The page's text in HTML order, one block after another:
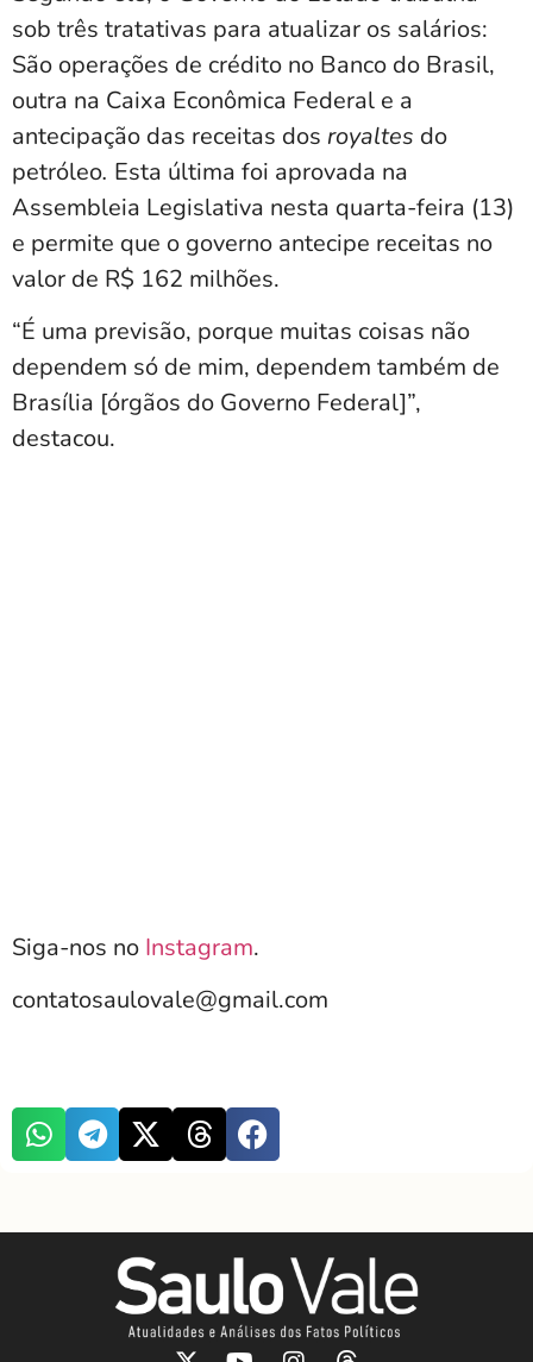
sob três tratativas para atualizar os salários:
São operações de crédito no Banco do Brasil,
outra na Caixa Econômica Federal e a
antecipação das receitas dos royaltes do
petróleo. Esta última foi aprovada na
Assembleia Legislativa nesta quarta-feira (13)
e permite que o governo antecipe receitas no
valor de R$ 162 milhões.
“É uma previsão, porque muitas coisas não
dependem só de mim, dependem também de
Brasília [órgãos do Governo Federal]”,
destacou.
Siga-nos no Instagram.
contatosaulovale@gmail.com